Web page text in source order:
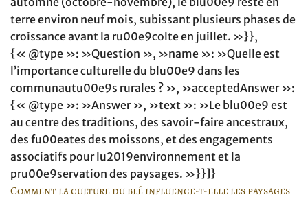
terre environ neuf mois, subissant plusieurs phases de
croissance avant la ru00e9colte en juillet. »}},
{« @type »: »Question », »name »: »Quelle est
l’importance culturelle du blu00e9 dans les
communautu00e9s rurales ? », »acceptedAnswer »:
{« @type »: »Answer », »text »: »Le blu00e9 est
au centre des traditions, des savoir-faire ancestraux,
des fu00eates des moissons, et des engagements
associatifs pour lu2019environnement et la
pru00e9servation des paysages. »}}]}
Comment la culture du blé influence-t-elle les paysages